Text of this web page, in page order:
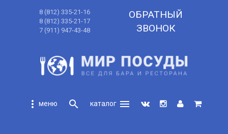
8 (812) 335-21-16
8 (812) 335-21-17
7 (911) 947-43-48
ОБРАТНЫЙ
ЗВОНОК
more_vert search
menu